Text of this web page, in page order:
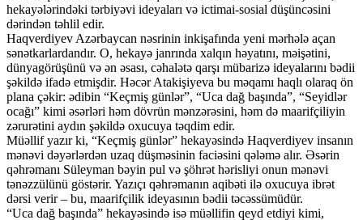
hekayələrindəki tərbiyəvi ideyaları və ictimai-sosial düşüncəsini
dərindən təhlil edir.
Haqverdiyev Azərbaycan nəsrinin inkişafında yeni mərhələ açan
sənətkarlardandır. O, hekayə janrında xalqın həyatını, məişətini,
dünyagörüşünü və ən əsası, cəhalətə qarşı mübarizə ideyalarını bədii
şəkildə ifadə etmişdir. Həcər Atakişiyeva bu məqamı haqlı olaraq ön
plana çəkir: ədibin “Keçmiş günlər”, “Uca dağ başında”, “Seyidlər
ocağı” kimi əsərləri həm dövrün mənzərəsini, həm də maarifçiliyin
zərurətini aydın şəkildə oxucuya təqdim edir.
Müəllif yazır ki, “Keçmiş günlər” hekayəsində Haqverdiyev insanın
mənəvi dəyərlərdən uzaq düşməsinin faciəsini qələmə alır. Əsərin
qəhrəmanı Süleyman bəyin pul və şöhrət hərisliyi onun mənəvi
tənəzzülünü göstərir. Yazıçı qəhrəmanın aqibəti ilə oxucuya ibrət
dərsi verir – bu, maarifçilik ideyasının bədii təcəssümüdür.
“Uca dağ başında” hekayəsində isə müəllifin qeyd etdiyi kimi,